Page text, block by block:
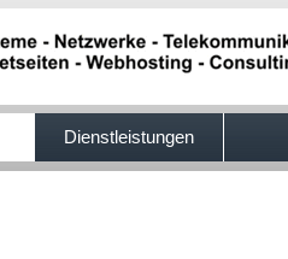
Dienstleistungen